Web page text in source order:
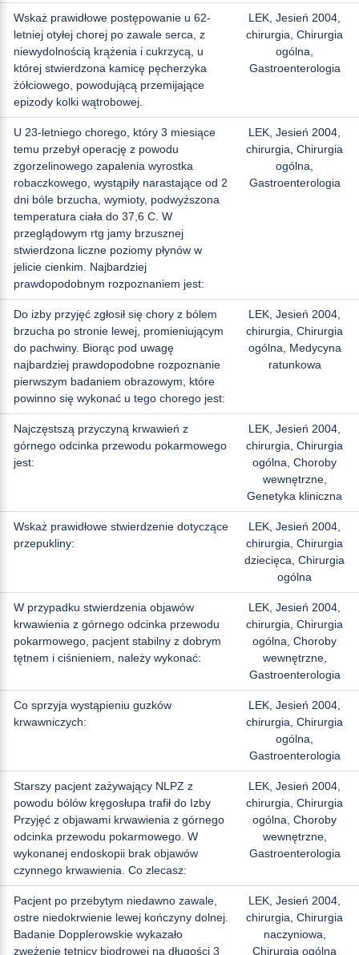
Wskaż prawidłowe postępowanie u 62-
letniej otyłej chorej po zawale serca, z
niewydolnością krążenia i cukrzycą, u
której stwierdzona kamicę pęcherzyka
żółciowego, powodującą przemijające
epizody kolki wątrobowej.
LEK, Jesień 2004,
chirurgia, Chirurgia
ogólna,
Gastroenterologia
U 23-letniego chorego, który 3 miesiące
temu przebył operację z powodu
zgorzelinowego zapalenia wyrostka
robaczkowego, wystąpiły narastające od 2
dni bóle brzucha, wymioty, podwyższona
temperatura ciała do 37,6 C. W
przeglądowym rtg jamy brzusznej
stwierdzona liczne poziomy płynów w
jelicie cienkim. Najbardziej
prawdopodobnym rozpoznaniem jest:
LEK, Jesień 2004,
chirurgia, Chirurgia
ogólna,
Gastroenterologia
Do izby przyjęć zgłosił się chory z bólem
brzucha po stronie lewej, promieniującym
do pachwiny. Biorąc pod uwagę
najbardziej prawdopodobne rozpoznanie
pierwszym badaniem obrazowym, które
powinno się wykonać u tego chorego jest:
LEK, Jesień 2004,
chirurgia, Chirurgia
ogólna, Medycyna
ratunkowa
Najczęstszą przyczyną krwawień z
górnego odcinka przewodu pokarmowego
jest:
LEK, Jesień 2004,
chirurgia, Chirurgia
ogólna, Choroby
wewnętrzne,
Genetyka kliniczna
Wskaż prawidłowe stwierdzenie dotyczące
przepukliny:
LEK, Jesień 2004,
chirurgia, Chirurgia
dziecięca, Chirurgia
ogólna
W przypadku stwierdzenia objawów
krwawienia z górnego odcinka przewodu
pokarmowego, pacjent stabilny z dobrym
tętnem i ciśnieniem, należy wykonać:
LEK, Jesień 2004,
chirurgia, Chirurgia
ogólna, Choroby
wewnętrzne,
Gastroenterologia
Co sprzyja wystąpieniu guzków
krwawniczych:
LEK, Jesień 2004,
chirurgia, Chirurgia
ogólna,
Gastroenterologia
Starszy pacjent zażywający NLPZ z
powodu bólów kręgosłupa trafił do Izby
Przyjęć z objawami krwawienia z górnego
odcinka przewodu pokarmowego. W
wykonanej endoskopii brak objawów
czynnego krwawienia. Co zlecasz:
LEK, Jesień 2004,
chirurgia, Chirurgia
ogólna, Choroby
wewnętrzne,
Gastroenterologia
Pacjent po przebytym niedawno zawale,
ostre niedokrwienie lewej kończyny dolnej.
Badanie Dopplerowskie wykazało
zwężenie tętnicy biodrowej na długości 3
LEK, Jesień 2004,
chirurgia, Chirurgia
naczyniowa,
Chirurgia ogólna